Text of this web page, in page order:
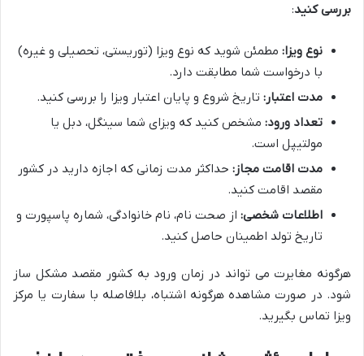
بررسی کنید:
نوع ویزا: مطمئن شوید که نوع ویزا (توریستی، تحصیلی و غیره)
با درخواست شما مطابقت دارد.
مدت اعتبار: تاریخ شروع و پایان اعتبار ویزا را بررسی کنید.
تعداد ورود: مشخص کنید که ویزای شما سینگل، دبل یا
مولتیپل است.
مدت اقامت مجاز: حداکثر مدت زمانی که اجازه دارید در کشور
مقصد اقامت کنید.
اطلاعات شخصی: از صحت نام، نام خانوادگی، شماره پاسپورت و
تاریخ تولد اطمینان حاصل کنید.
هرگونه مغایرت می تواند در زمان ورود به کشور مقصد مشکل ساز
شود. در صورت مشاهده هرگونه اشتباه، بلافاصله با سفارت یا مرکز
ویزا تماس بگیرید.